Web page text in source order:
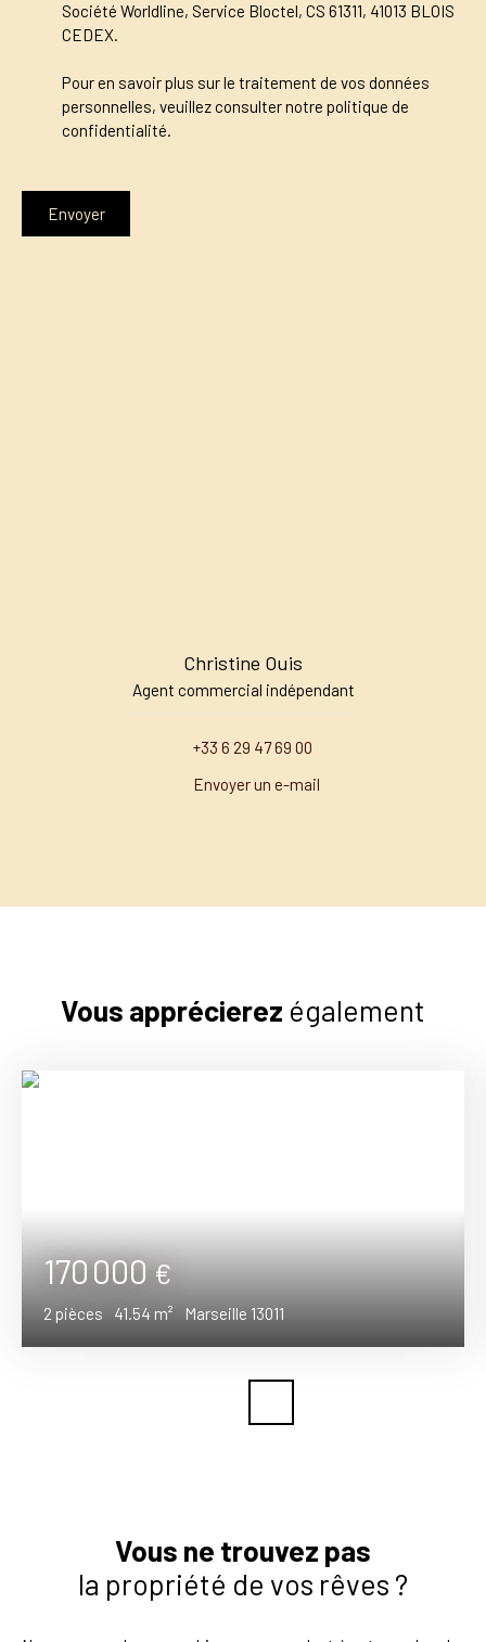
Société Worldline, Service Bloctel, CS 61311, 41013 BLOIS
CEDEX.
Pour en savoir plus sur le traitement de vos données
personnelles, veuillez consulter notre politique de
confidentialité.
Envoyer
Christine Ouis
Agent commercial indépendant
+33 6 29 47 69 00
Envoyer un e-mail
Vous apprécierez également
170 000€
2 pièces 41.54 m² Marseille 13011
Vous ne trouvez pas
la propriété de vos rêves ?